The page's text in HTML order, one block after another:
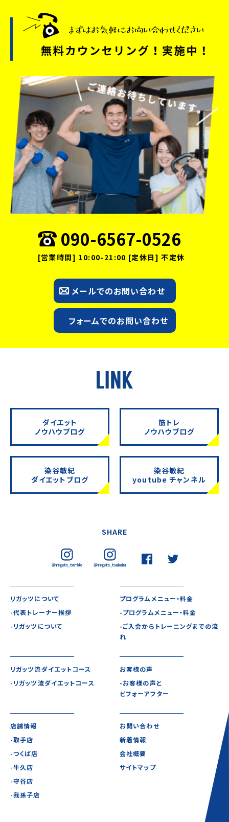
090-6567-0526
[営業時間] 10:00-21:00 [定休日] 不定休
メールでのお問い合わせ
フォームでのお問い合わせ
ダイエット
ノウハウブログ
筋トレ
ノウハウブログ
染谷敏紀
ダイエットブログ
染谷敏紀
youtube チャンネル
SHARE
リガッツについて
-代表トレーナー挨拶
-リガッツについて
プログラムメニュー・料金
-プログラムメニュー・料金
-ご入会からトレーニングまでの流
れ
リガッツ流ダイエットコース
-リガッツ流ダイエットコース
お客様の声
-お客様の声と
ビフォーアフター
店舗情報
-取手店
-つくば店
-牛久店
-守谷店
-我孫子店
お問い合わせ
新着情報
会社概要
サイトマップ